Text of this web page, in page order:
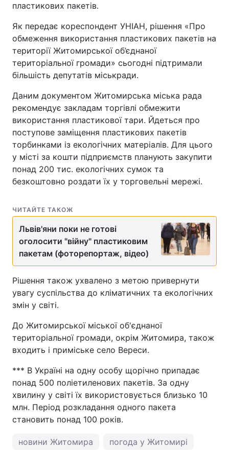
пластикових пакетів.
Як передає кореспондент УНІАН, рішення «Про
обмеження використання пластикових пакетів на
території Житомирської об’єднаної
територіальної громади» сьогодні підтримали
більшість депутатів міськради.
Даним документом Житомирська міська рада
рекомендує закладам торгівлі обмежити
використання пластикової тари. Йдеться про
поступове заміщення пластикових пакетів
торбинками із екологічних матеріалів. Для цього
у місті за кошти підприємств планують закупити
понад 200 тис. екологічних сумок та
безкоштовно роздати їх у торговельні мережі.
ЧИТАЙТЕ ТАКОЖ
Львів'яни поки не готові
оголосити "війну" пластиковим
пакетам (фоторепортаж, відео)
Рішення також ухвалено з метою привернути
увагу суспільства до кліматичних та екологічних
змін у світі.
До Житомирської міської об'єднаної
територіальної громади, окрім Житомира, також
входить і приміське село Вереси.
*** В Україні на одну особу щорічно припадає
понад 500 поліетиленових пакетів. За одну
хвилину у світі їх використовується близько 10
млн. Період розкладання одного пакета
становить понад 100 років.
новини Житомира погода у Житомирі